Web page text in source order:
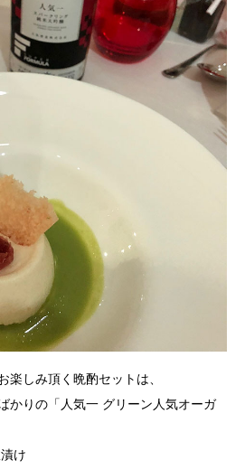
しみ頂く晩酌セットは、
かりの「人気一 グリーン人気オーガ
け